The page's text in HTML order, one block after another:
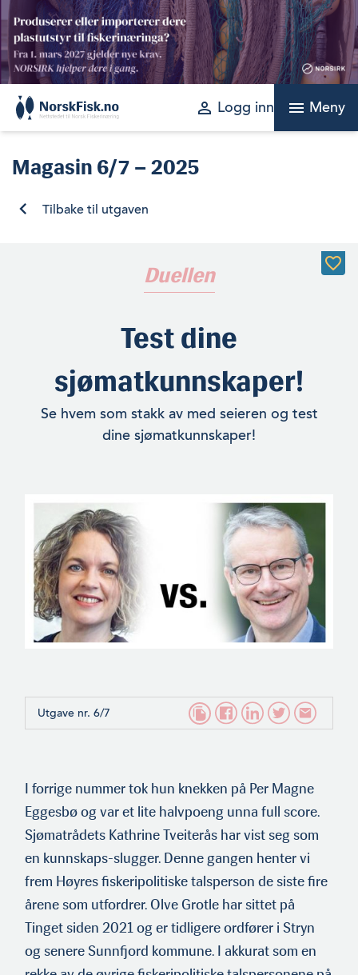
Skip
content
perm_identity Logg inn menu Meny
Magasin 6/7 – 2025
Tilbake til utgaven
Duellen
Test dine
sjømatkunnskaper!
Se hvem som stakk av med seieren og test
dine sjømatkunnskaper!
Utgave nr. 6/7
I forrige nummer tok hun knekken på Per Magne
Eggesbø og var et lite halvpoeng unna full score.
Sjømatrådets Kathrine Tveiterås har vist seg som
en kunnskaps-slugger. Denne gangen henter vi
frem Høyres fiskeripolitiske talsperson de siste fire
årene som utfordrer. Olve Grotle har sittet på
Tinget siden 2021 og er tidligere ordfører i Stryn
og senere Sunnfjord kommune. I akkurat som en